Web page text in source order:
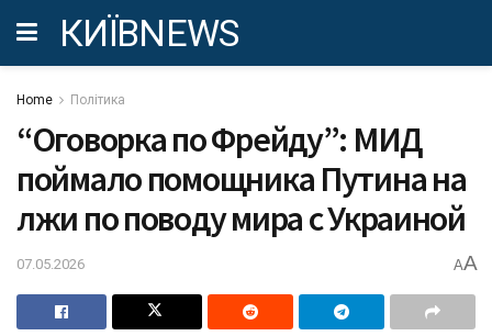
КИЇВNEWS
Home Політика
“Оговорка по Фрейду”: МИД
поймало помощника Путина на
лжи по поводу мира с Украиной
07.05.2026 AA